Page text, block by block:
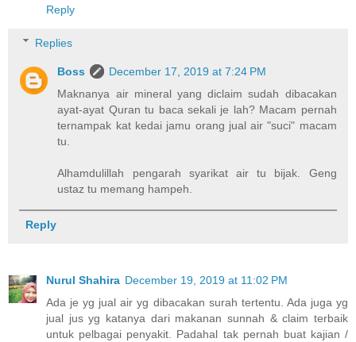
Reply
Replies
Boss
December 17, 2019 at 7:24 PM
Maknanya air mineral yang diclaim sudah dibacakan
ayat-ayat Quran tu baca sekali je lah? Macam pernah
ternampak kat kedai jamu orang jual air "suci" macam
tu.
Alhamdulillah pengarah syarikat air tu bijak. Geng
ustaz tu memang hampeh.
Reply
Nurul Shahira December 19, 2019 at 11:02 PM
Ada je yg jual air yg dibacakan surah tertentu. Ada juga yg
jual jus yg katanya dari makanan sunnah & claim terbaik
untuk pelbagai penyakit. Padahal tak pernah buat kajian /